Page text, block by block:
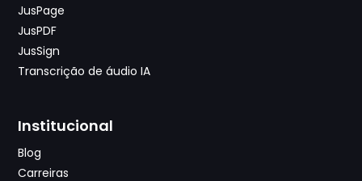
JusPage
JusPDF
JusSign
Transcrição de áudio IA
Institucional
Blog
Carreiras